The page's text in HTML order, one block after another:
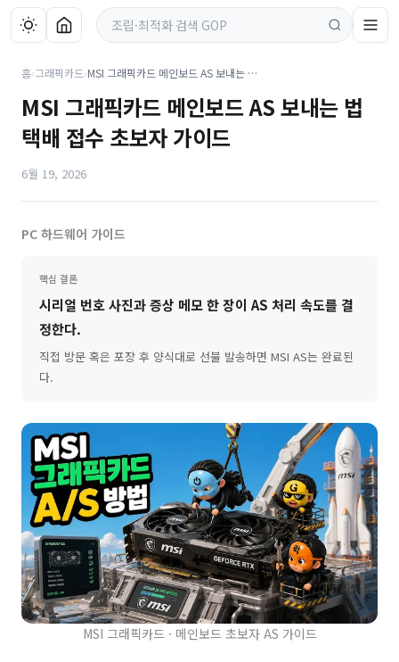
홈›그래픽카드› MSI 그래픽카드 메인보드 AS 보내는 법 택배 접수 초보자 가이드
MSI 그래픽카드 메인보드 AS 보내는 법
택배 접수 초보자 가이드
6월 19, 2026
PC 하드웨어 가이드
핵심 결론
시리얼 번호 사진과 증상 메모 한 장이 AS 처리 속도를 결
정한다.
직접 방문 혹은 포장 후 양식대로 선불 발송하면 MSI AS는 완료된
다.
MSI 그래픽카드 · 메인보드 초보자 AS 가이드